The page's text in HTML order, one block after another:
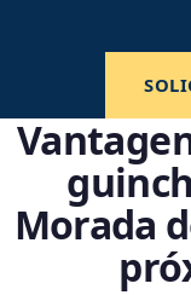
Morada